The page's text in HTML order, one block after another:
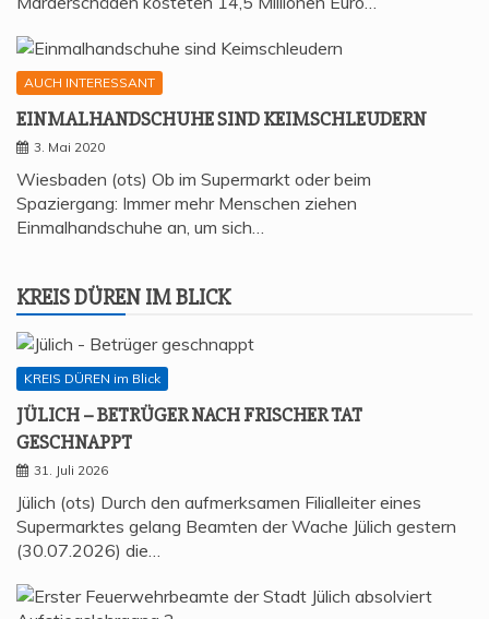
AUCH INTERESSANT
EIN­MAL­HAND­SCHU­HE SIND KEIMSCHLEUDERN
3. Mai 2020
Wiesbaden (ots) Ob im Supermarkt oder beim
Spaziergang: Immer mehr Menschen ziehen
Einmalhandschuhe an, um sich…
KREIS DÜREN IM BLICK
KREIS DÜREN im Blick
JÜLICH – BETRÜ­GER NACH FRI­SCHER TAT
GESCHNAPPT
31. Juli 2026
Jülich (ots) Durch den aufmerksamen Filialleiter eines
Supermarktes gelang Beamten der Wache Jülich gestern
(30.07.2026) die…